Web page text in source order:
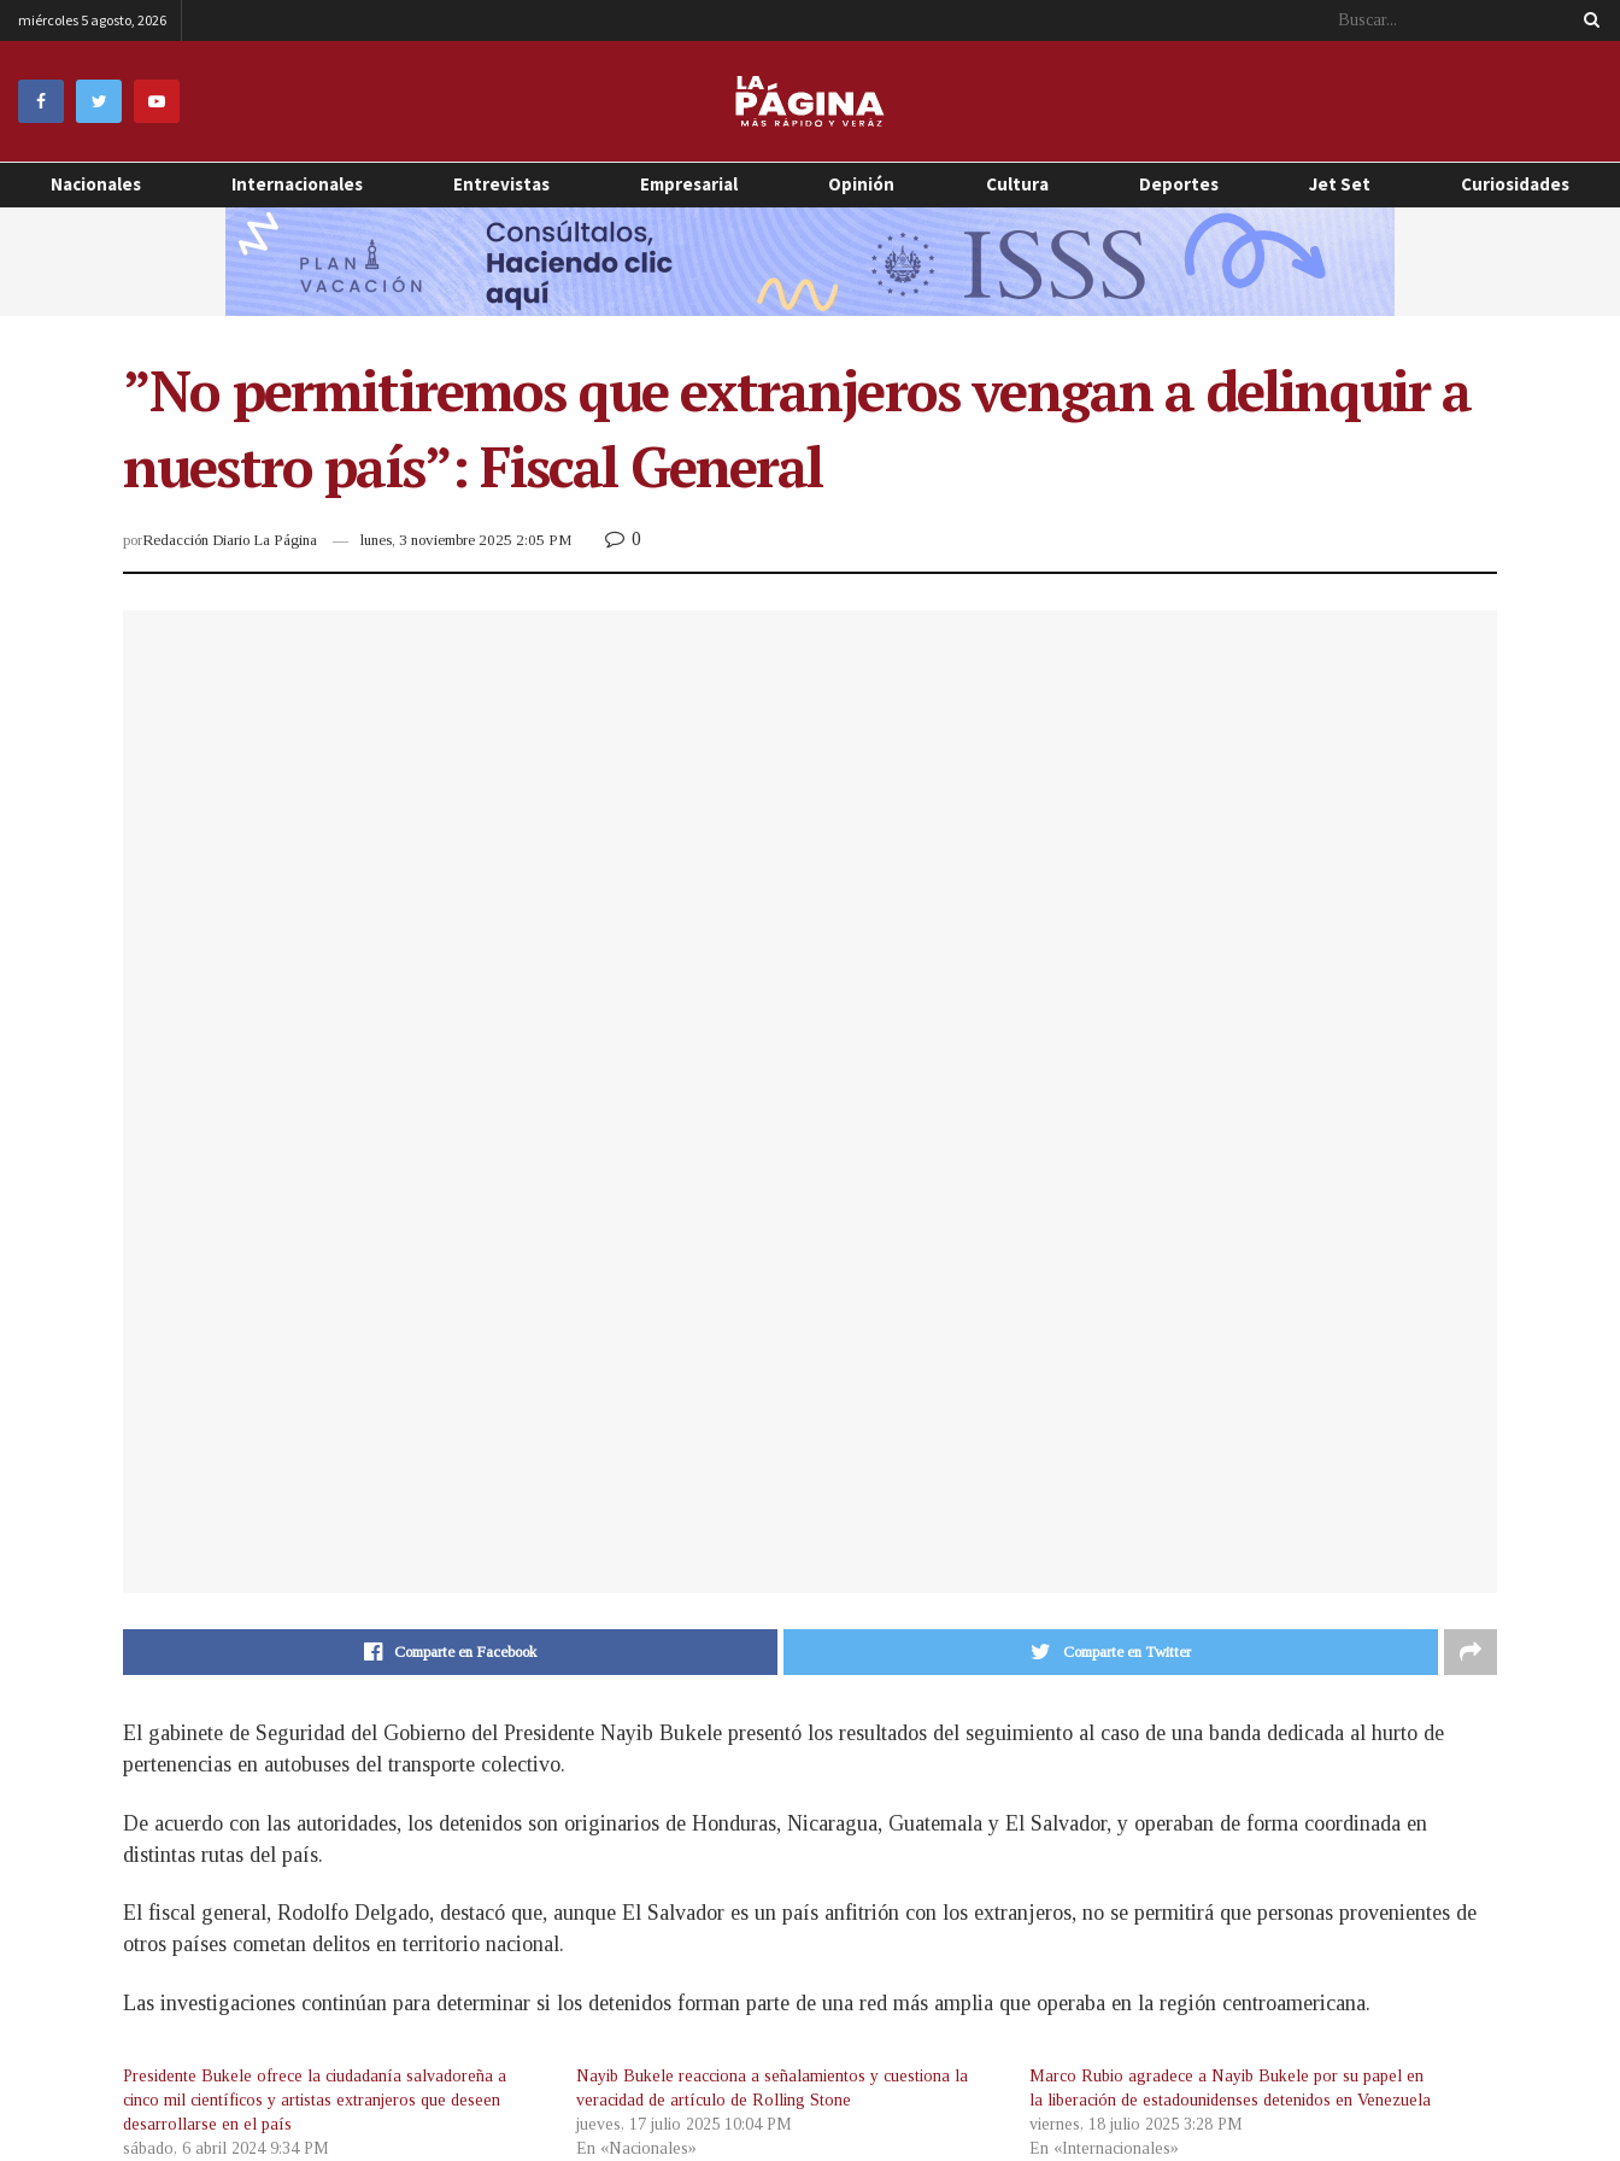
miércoles 5 agosto, 2026
Nacionales Internacionales Entrevistas Empresarial Opinión Cultura Deportes Jet Set Curiosidades
”No permitiremos que extranjeros vengan a delinquir a
nuestro país”: Fiscal General
porRedacción Diario La Página lunes, 3 noviembre 2025 2:05 PM 0
Comparte en Facebook Comparte en Twitter
El gabinete de Seguridad del Gobierno del Presidente Nayib Bukele presentó los resultados del seguimiento al caso de una banda dedicada al hurto de
pertenencias en autobuses del transporte colectivo.
De acuerdo con las autoridades, los detenidos son originarios de Honduras, Nicaragua, Guatemala y El Salvador, y operaban de forma coordinada en
distintas rutas del país.
El fiscal general, Rodolfo Delgado, destacó que, aunque El Salvador es un país anfitrión con los extranjeros, no se permitirá que personas provenientes de
otros países cometan delitos en territorio nacional.
Las investigaciones continúan para determinar si los detenidos forman parte de una red más amplia que operaba en la región centroamericana.
Presidente Bukele ofrece la ciudadanía salvadoreña a
cinco mil científicos y artistas extranjeros que deseen
desarrollarse en el país
sábado, 6 abril 2024 9:34 PM
Nayib Bukele reacciona a señalamientos y cuestiona la
veracidad de artículo de Rolling Stone
jueves, 17 julio 2025 10:04 PM
En «Nacionales»
Marco Rubio agradece a Nayib Bukele por su papel en
la liberación de estadounidenses detenidos en Venezuela
viernes, 18 julio 2025 3:28 PM
En «Internacionales»